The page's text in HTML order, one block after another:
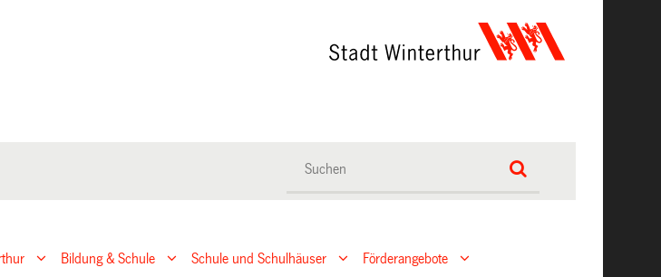
Bildung & Schule Schule und Schulhäuser
Förderangebote